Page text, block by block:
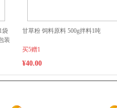
袋
装
甘草粉 饲料原料 500g拌料1吨
买5赠1
¥40.00